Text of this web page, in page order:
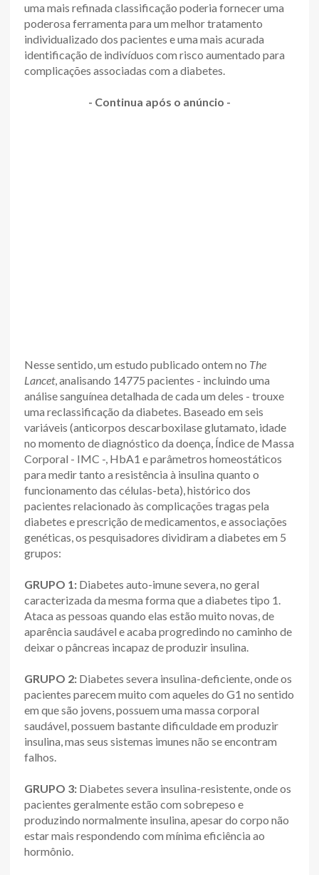
uma mais refinada classificação poderia fornecer uma
poderosa ferramenta para um melhor tratamento
individualizado dos pacientes e uma mais acurada
identificação de indivíduos com risco aumentado para
complicações associadas com a diabetes.
- Continua após o anúncio -
Nesse sentido, um estudo publicado ontem no The
Lancet, analisando 14775 pacientes - incluindo uma
análise sanguínea detalhada de cada um deles - trouxe
uma reclassificação da diabetes. Baseado em seis
variáveis (anticorpos descarboxilase glutamato, idade
no momento de diagnóstico da doença, Índice de Massa
Corporal - IMC -, HbA1 e parâmetros homeostáticos
para medir tanto a resistência à insulina quanto o
funcionamento das células-beta), histórico dos
pacientes relacionado às complicações tragas pela
diabetes e prescrição de medicamentos, e associações
genéticas, os pesquisadores dividiram a diabetes em 5
grupos:
GRUPO 1: Diabetes auto-imune severa, no geral
caracterizada da mesma forma que a diabetes tipo 1.
Ataca as pessoas quando elas estão muito novas, de
aparência saudável e acaba progredindo no caminho de
deixar o pâncreas incapaz de produzir insulina.
GRUPO 2: Diabetes severa insulina-deficiente, onde os
pacientes parecem muito com aqueles do G1 no sentido
em que são jovens, possuem uma massa corporal
saudável, possuem bastante dificuldade em produzir
insulina, mas seus sistemas imunes não se encontram
falhos.
GRUPO 3: Diabetes severa insulina-resistente, onde os
pacientes geralmente estão com sobrepeso e
produzindo normalmente insulina, apesar do corpo não
estar mais respondendo com mínima eficiência ao
hormônio.